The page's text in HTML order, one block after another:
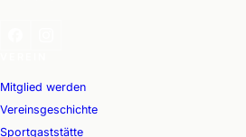
Mitglied werden
Vereinsgeschichte
Sportgaststätte